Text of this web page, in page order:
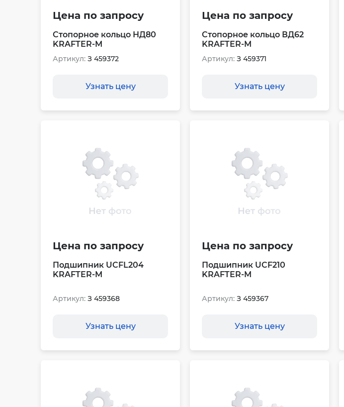
Цена по запросу
Стопорное кольцо НД80
KRAFTER-M
Артикул: З 459372
Узнать цену
Цена по запросу
Стопорное кольцо ВД62
KRAFTER-M
Артикул: З 459371
Узнать цену
Цена по запросу
Подшипник UCFL204
KRAFTER-M
Артикул: З 459368
Узнать цену
Цена по запросу
Подшипник UCF210
KRAFTER-M
Артикул: З 459367
Узнать цену